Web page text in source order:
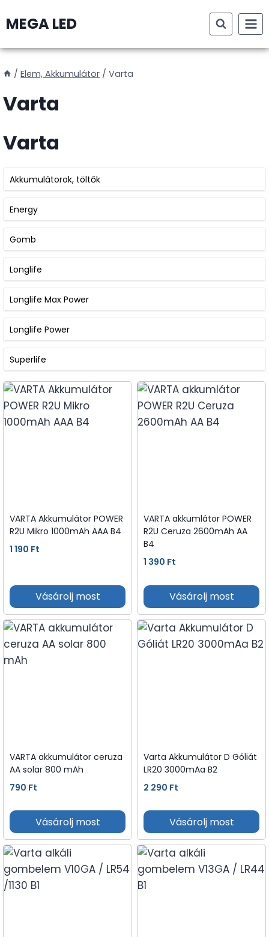
toMEGA LED
/ Elem, Akkumulátor / Varta
Varta
Varta
Akkumulátorok, töltők
Energy
Gomb
Longlife
Longlife Max Power
Longlife Power
Superlife
VARTA Akkumulátor POWER
R2U Mikro 1000mAh AAA B4
1 190 Ft
Vásárolj most
VARTA akkumlátor POWER
R2U Ceruza 2600mAh AA
B4
1 390 Ft
Vásárolj most
VARTA akkumulátor ceruza
AA solar 800 mAh
790 Ft
Vásárolj most
Varta Akkumulátor D Góliát
LR20 3000mAa B2
2 290 Ft
Vásárolj most